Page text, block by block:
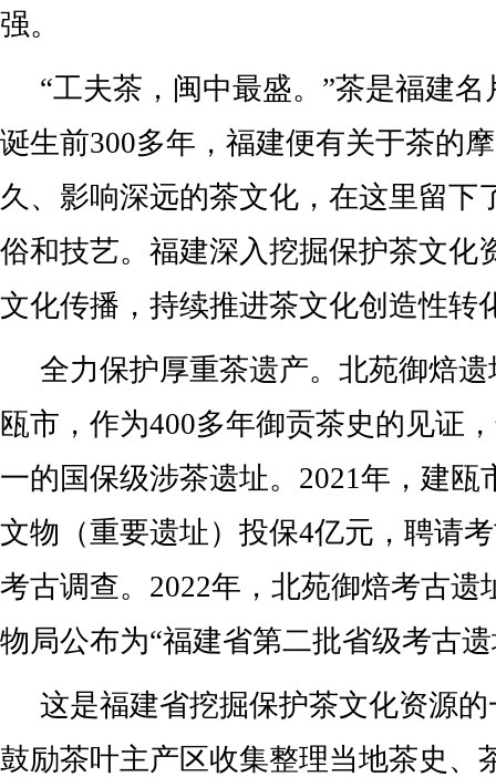
强。
“工夫茶，闽中最盛。”茶是福建
诞生前300多年，福建便有关于茶的
久、影响深远的茶文化，在这里留下
俗和技艺。福建深入挖掘保护茶文化
文化传播，持续推进茶文化创造性转
全力保护厚重茶遗产。北苑御焙
瓯市，作为400多年御贡茶史的见证
一的国保级涉茶遗址。2021年，建瓯
文物（重要遗址）投保4亿元，聘请
考古调查。2022年，北苑御焙考古遗
物局公布为“福建省第二批省级考古
这是福建省挖掘保护茶文化资源
鼓励茶叶主产区收集整理当地茶史、